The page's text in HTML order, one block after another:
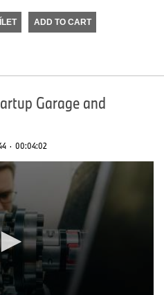
ADD TO CART
Garage and
· 00:04:02